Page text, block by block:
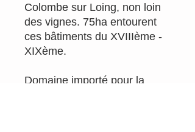
Colombe sur Loing, non loin
des vignes. 75ha entourent
ces bâtiments du XVIIIème -
XIXème.
Domaine importé pour la